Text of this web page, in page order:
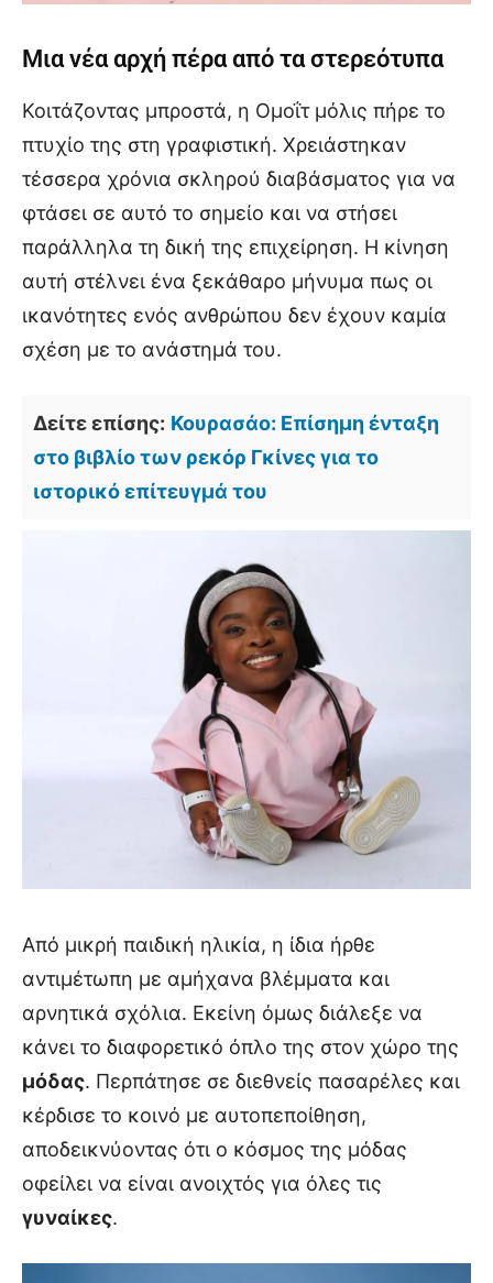
Μια νέα αρχή πέρα από τα στερεότυπα
Κοιτάζοντας μπροστά, η Ομοΐτ μόλις πήρε το
πτυχίο της στη γραφιστική. Χρειάστηκαν
τέσσερα χρόνια σκληρού διαβάσματος για να
φτάσει σε αυτό το σημείο και να στήσει
παράλληλα τη δική της επιχείρηση. Η κίνηση
αυτή στέλνει ένα ξεκάθαρο μήνυμα πως οι
ικανότητες ενός ανθρώπου δεν έχουν καμία
σχέση με το ανάστημά του.
Δείτε επίσης: Κουρασάο: Επίσημη ένταξη
στο βιβλίο των ρεκόρ Γκίνες για το
ιστορικό επίτευγμά του
Από μικρή παιδική ηλικία, η ίδια ήρθε
αντιμέτωπη με αμήχανα βλέμματα και
αρνητικά σχόλια. Εκείνη όμως διάλεξε να
κάνει το διαφορετικό όπλο της στον χώρο της
μόδας. Περπάτησε σε διεθνείς πασαρέλες και
κέρδισε το κοινό με αυτοπεποίθηση,
αποδεικνύοντας ότι ο κόσμος της μόδας
οφείλει να είναι ανοιχτός για όλες τις
γυναίκες.